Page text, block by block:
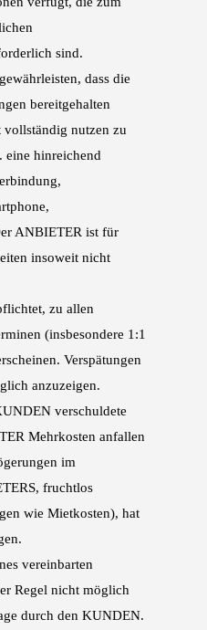
lich sind.
dass die
bereitgehalten
vollständig nutzen zu
eine hinreichend
ANBIETER ist für
insoweit nicht
zu allen
(insbesondere 1:1
Verspätungen
anzuzeigen.
verschuldete
Mehrkosten anfallen
im
fruchtlos
wie Mietkosten), hat
vereinbarten
Regel nicht möglich
durch den KUNDEN.